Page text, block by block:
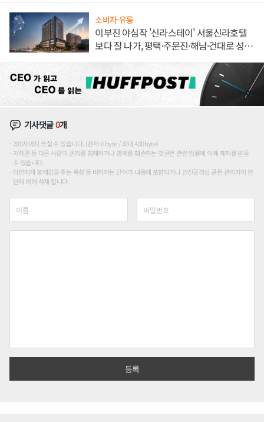
소비자·유통
이부진 야심작 '신라스테이' 서울신라호텔
보다 잘 나가, 평택·주문진·해남·건대로 성
기사댓글0개
200자까지 쓰실 수 있습니다. (현재 0 byte / 최대 400byte)
저작권 등 다른 사람의 권리를 침해하거나 명예를 훼손하는 댓글은 관련 법률에 의해 제재를 받을
수 있습니다.
타인에게 불쾌감을 주는 욕설 등 비하하는 단어가 내용에 포함되거나 인신공격성 글은 관리자의 판
단에 의해 삭제 합니다.